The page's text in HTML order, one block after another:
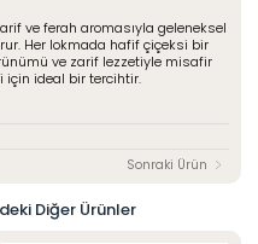
ve ferah aromasıyla geleneksel
Her lokmada hafif çiçeksi bir
ve zarif lezzetiyle misafir
için ideal bir tercihtir.
Sonraki Ürün
Diğer Ürünler